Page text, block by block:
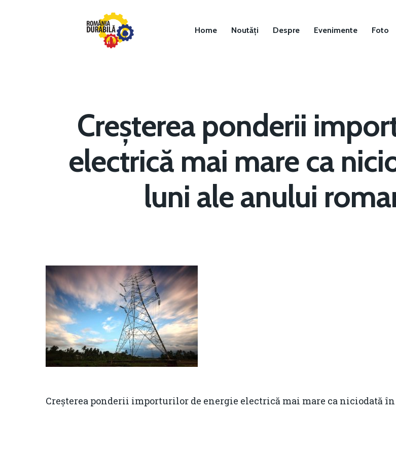
Hit enter to search or ESC to close
Home Noutăți Despre Evenimente Foto
Creșterea ponderii
electrică mai mare ca
luni ale anului
Creșterea ponderii importurilor de energie electrică mai mare ca niciodată